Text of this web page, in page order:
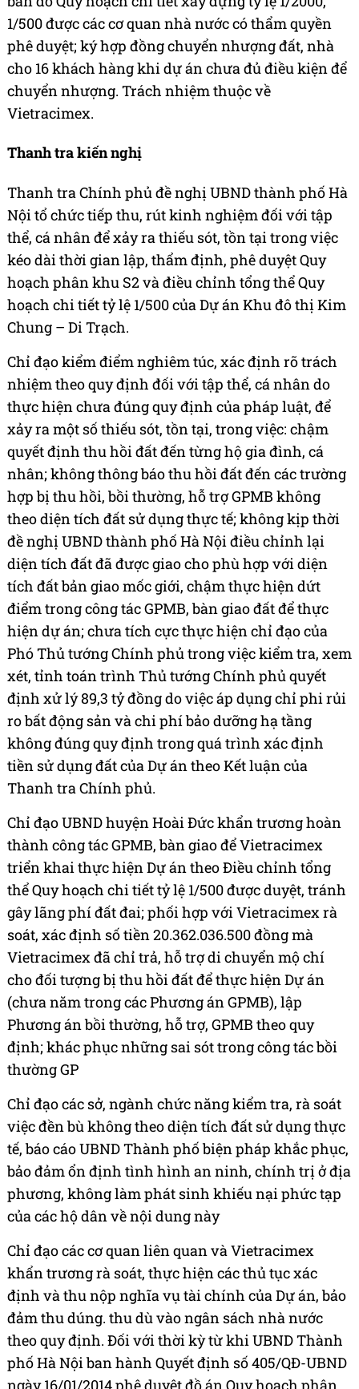
1/500 được các cơ quan nhà nước có thẩm quyền
phê duyệt; ký hợp đồng chuyển nhượng đất, nhà
cho 16 khách hàng khi dự án chưa đủ điều kiện để
chuyển nhượng. Trách nhiệm thuộc về
Vietracimex.
Thanh tra kiến nghị
Thanh tra Chính phủ đề nghị UBND thành phố Hà
Nội tổ chức tiếp thu, rút kinh nghiệm đối với tập
thể, cá nhân để xảy ra thiếu sót, tồn tại trong việc
kéo dài thời gian lập, thẩm định, phê duyệt Quy
hoạch phân khu S2 và điều chỉnh tổng thể Quy
hoạch chi tiết tỷ lệ 1/500 của Dự án Khu đô thị Kim
Chung – Di Trạch.
Chỉ đạo kiểm điểm nghiêm túc, xác định rõ trách
nhiệm theo quy định đối với tập thể, cá nhân do
thực hiện chưa đúng quy định của pháp luật, để
xảy ra một số thiếu sót, tồn tại, trong việc: chậm
quyết định thu hồi đất đến từng hộ gia đình, cá
nhân; không thông báo thu hồi đất đến các trường
hợp bị thu hồi, bồi thường, hỗ trợ GPMB không
theo diện tích đất sử dụng thực tế; không kịp thời
đề nghị UBND thành phố Hà Nội điều chỉnh lại
diện tích đất đã được giao cho phù hợp với diện
tích đất bản giao mốc giới, chậm thực hiện dứt
điểm trong công tác GPMB, bàn giao đất để thực
hiện dự án; chưa tích cực thực hiện chỉ đạo của
Phó Thủ tướng Chính phủ trong việc kiểm tra, xem
xét, tỉnh toán trình Thủ tướng Chính phủ quyết
định xử lý 89,3 tỷ đồng do việc áp dụng chỉ phi rủi
ro bất động sản và chi phí bảo dưỡng hạ tầng
không đúng quy định trong quá trình xác định
tiền sử dụng đất của Dự án theo Kết luận của
Thanh tra Chính phủ.
Chỉ đạo UBND huyện Hoài Đức khẩn trương hoàn
thành công tác GPMB, bàn giao để Vietracimex
triển khai thực hiện Dự án theo Điều chỉnh tổng
thể Quy hoạch chi tiết tỷ lệ 1/500 được duyệt, tránh
gây lãng phí đất đai; phối hợp với Vietracimex rà
soát, xác định số tiền 20.362.036.500 đồng mà
Vietracimex đã chỉ trả, hỗ trợ di chuyển mộ chí
cho đối tượng bị thu hồi đất để thực hiện Dự án
(chưa năm trong các Phương án GPMB), lập
Phương án bồi thường, hỗ trợ, GPMB theo quy
định; khác phục những sai sót trong công tác bồi
thường GP
Chỉ đạo các sở, ngành chức năng kiểm tra, rà soát
việc đền bù không theo diện tích đất sử dụng thực
tế, báo cáo UBND Thành phố biện pháp khắc phục,
bảo đảm ổn định tình hình an ninh, chính trị ở địa
phương, không làm phát sinh khiếu nại phức tạp
của các hộ dân về nội dung này
Chỉ đạo các cơ quan liên quan và Vietracimex
khẩn trương rà soát, thực hiện các thủ tục xác
định và thu nộp nghĩa vụ tài chính của Dự án, bảo
đảm thu dúng. thu dù vào ngân sách nhà nước
theo quy định. Đối với thời kỳ từ khi UBND Thành
phố Hà Nội ban hành Quyết định số 405/QĐ-UBND